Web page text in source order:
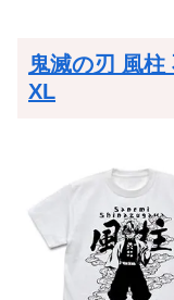
鬼滅の刃 風
XL